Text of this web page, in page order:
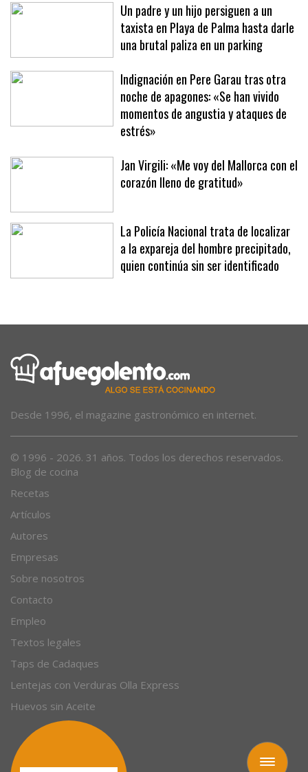
Toggle
Un padre y un hijo persiguen a un
taxista en Playa de Palma hasta darle
una brutal paliza en un parking
Indignación en Pere Garau tras otra
noche de apagones: «Se han vivido
momentos de angustia y ataques de
estrés»
Jan Virgili: «Me voy del Mallorca con el
corazón lleno de gratitud»
La Policía Nacional trata de localizar
a la expareja del hombre precipitado,
quien continúa sin ser identificado
Desde 1996, el magazine gastronómico en internet.
© 1996 - 2026. 31 años. Todos los derechos reservados.
Blog de cocina
Recetas
Artículos
Autores
Empresas
Sobre nosotros
Contacto
Empleo
Textos legales
Taps de Cadaques
Lentejas con Verduras Olla Express
Huevos sin Aceite